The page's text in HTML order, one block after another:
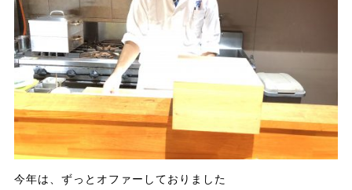
今年は、ずっとオファーしておりました